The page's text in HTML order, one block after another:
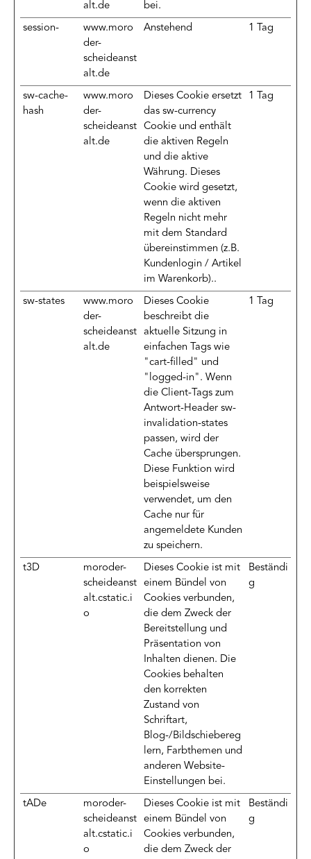
alt.de
bei.
session-
www.moro
der-
scheideanst
alt.de
Anstehend 1 Tag
sw-cache-
hash
www.moro
der-
scheideanst
alt.de
Dieses Cookie ersetzt
das sw-currency
Cookie und enthält
die aktiven Regeln
und die aktive
Währung. Dieses
Cookie wird gesetzt,
wenn die aktiven
Regeln nicht mehr
mit dem Standard
übereinstimmen (z.B.
Kundenlogin / Artikel
im Warenkorb)..
1 Tag
sw-states
www.moro
der-
scheideanst
alt.de
Dieses Cookie
beschreibt die
aktuelle Sitzung in
einfachen Tags wie
"cart-filled" und
"logged-in". Wenn
die Client-Tags zum
Antwort-Header sw-
invalidation-states
passen, wird der
Cache übersprungen.
Diese Funktion wird
beispielsweise
verwendet, um den
Cache nur für
angemeldete Kunden
zu speichern.
1 Tag
t3D
moroder-
scheideanst
alt.cstatic.i
o
Dieses Cookie ist mit
einem Bündel von
Cookies verbunden,
die dem Zweck der
Bereitstellung und
Präsentation von
Inhalten dienen. Die
Cookies behalten
den korrekten
Zustand von
Schriftart,
Blog-/Bildschiebereg
lern, Farbthemen und
anderen Website-
Einstellungen bei.
Beständi
g
tADe
moroder-
scheideanst
alt.cstatic.i
o
Dieses Cookie ist mit
einem Bündel von
Cookies verbunden,
die dem Zweck der
Beständi
g